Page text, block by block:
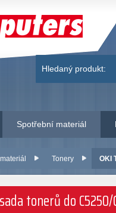
Hledaný produkt:
Spotřební materiál
Tonery OKI
tonerů do C5250/